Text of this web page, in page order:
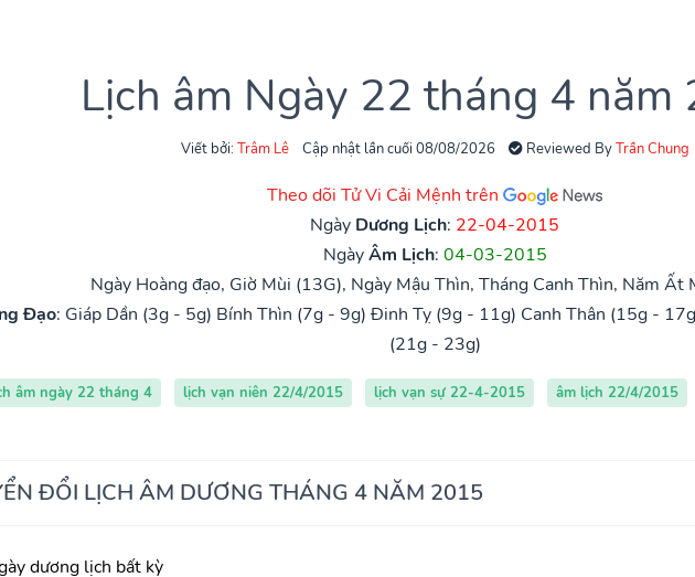
Lịch âm Ngày 22 tháng 4 năm
Viết bởi: Trâm Lê Cập nhật lần cuối 08/08/2026 Reviewed ByTrần Chung
Theo dõi Tử Vi Cải Mệnh trên
Ngày Dương Lịch: 22-04-2015
NgàyÂm Lịch: 04-03-2015
Ngày Hoàng đạo, Giờ Mùi (13G), Ngày Mậu Thìn, Tháng Canh Thìn, Năm Ất
Đạo: Giáp Dần (3g - 5g) Bính Thìn (7g - 9g) Đinh Tỵ (9g - 11g) Canh Thân (15g -
(21g - 23g)
âm ngày 22 tháng 4 lịch vạn niên 22/4/2015 lịch vạn sự 22-4-2015 âm lịch 22/4/2015
ĐỔI LỊCH ÂM DƯƠNG THÁNG 4 NĂM 2015
dương lịch bất kỳ